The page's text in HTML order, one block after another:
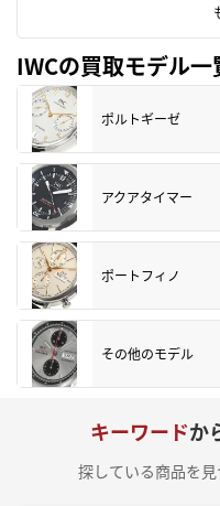
IWCの買取モデル一
ポルトギーゼ
アクアタイマー
ポートフィノ
その他のモデル
キーワードか
探している商品を見